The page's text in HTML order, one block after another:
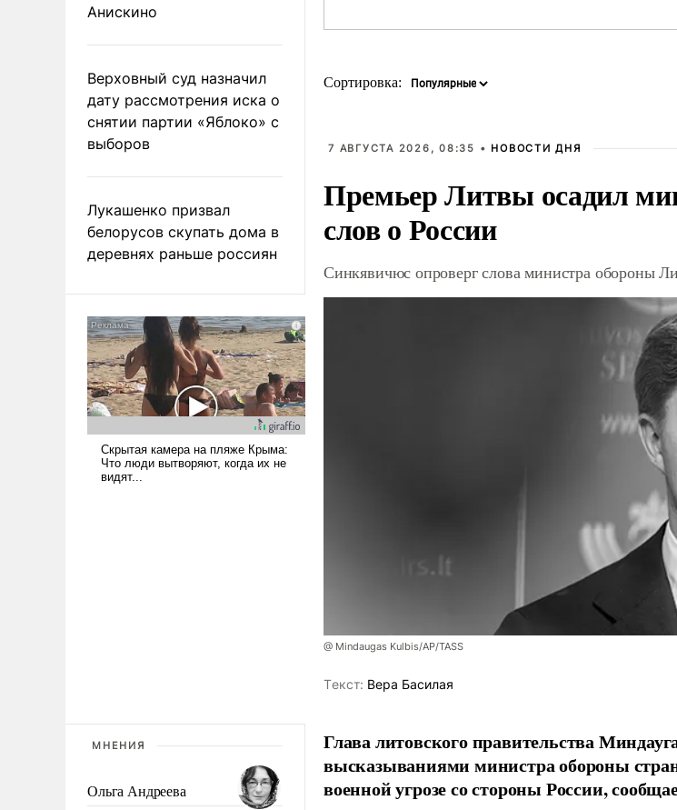
Анискино
Верховный суд назначил
дату рассмотрения иска о
снятии партии «Яблоко» с
выборов
Лукашенко призвал
белорусов скупать дома в
деревнях раньше россиян
МНЕНИЯ
Ольга Андреева
Сортировка:
7 АВГУСТА 2026, 08:35 • НОВОСТИ ДНЯ
Премьер Литвы осадил
слов о России
Синкявичюс опроверг слова министра обороны
@ Mindaugas Kulbis/AP/TASS
Tекст: Вера Басилая
Глава литовского правительства
высказываниями министра обороны
военной угрозе со стороны России,